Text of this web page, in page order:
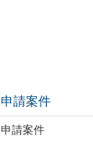
申請案件
申請案件